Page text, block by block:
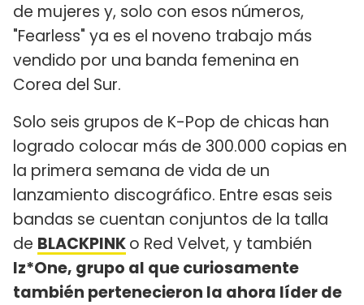
de mujeres y, solo con esos números,
"Fearless" ya es el noveno trabajo más
vendido por una banda femenina en
Corea del Sur.
Solo seis grupos de K-Pop de chicas han
logrado colocar más de 300.000 copias en
la primera semana de vida de un
lanzamiento discográfico. Entre esas seis
bandas se cuentan conjuntos de la talla
de BLACKPINKo Red Velvet, y también
Iz*One, grupo al que curiosamente
también pertenecieron la ahora líder de